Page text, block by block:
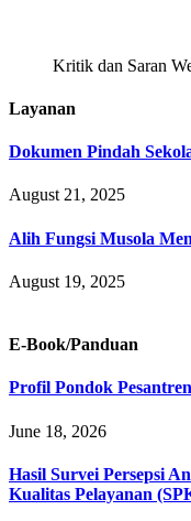
Kritik dan Saran
Layanan
Dokumen Pindah
August 21, 2025
Alih Fungsi Musola
August 19, 2025
E-Book/Panduan
Profil Pondok
June 18, 2026
Hasil Survei Persepsi
Kualitas Pelayanan